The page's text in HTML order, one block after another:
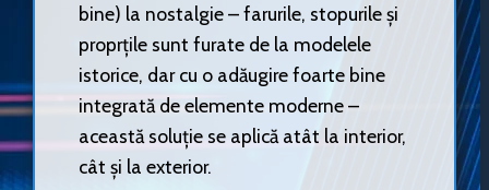
bine) la nostalgie – farurile, stopurile și
proprțile sunt furate de la modelele
istorice, dar cu o adăugire foarte bine
integrată de elemente moderne –
această soluție se aplică atât la interior,
cât și la exterior.